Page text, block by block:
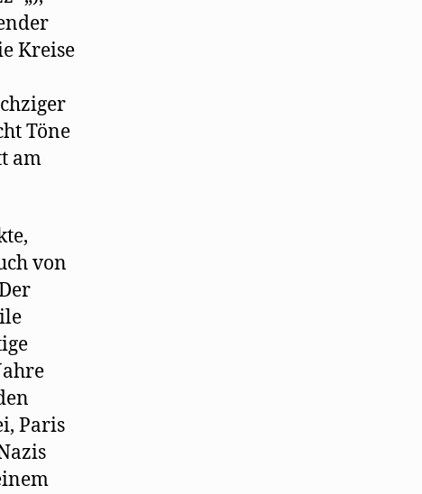
Kreise
Töne
am
von
Paris